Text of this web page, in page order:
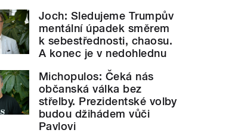
Joch: Sledujeme Trumpův
mentální úpadek směrem
k sebestřednosti, chaosu.
A konec je v nedohlednu
Michopulos: Čeká nás
občanská válka bez
střelby. Prezidentské volby
budou džihádem vůči
Pavlovi